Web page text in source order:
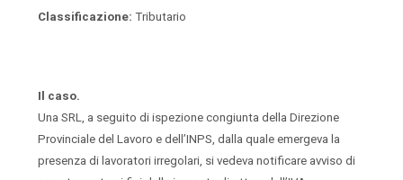
Classificazione: Tributario
Il caso.
Una SRL, a seguito di ispezione congiunta della Direzione
Provinciale del Lavoro e dell’INPS, dalla quale emergeva la
presenza di lavoratori irregolari, si vedeva notificare avviso di